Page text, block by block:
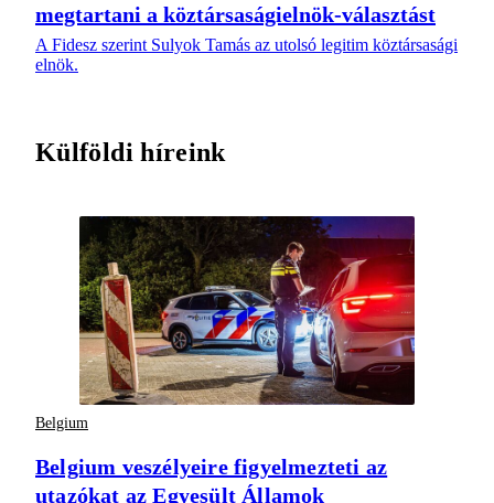
megtartani a köztársaságielnök-választást
A Fidesz szerint Sulyok Tamás az utolsó legitim köztársasági
elnök.
Külföldi híreink
Belgium
Belgium veszélyeire figyelmezteti az
utazókat az Egyesült Államok